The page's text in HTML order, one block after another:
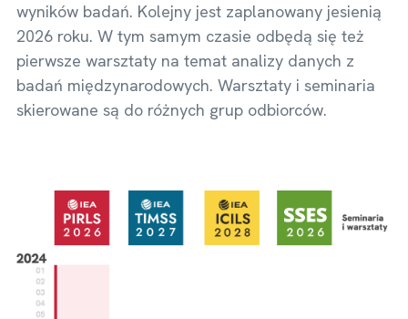
wyników badań. Kolejny jest zaplanowany jesienią
2026 roku. W tym samym czasie odbędą się też
pierwsze warsztaty na temat analizy danych z
badań międzynarodowych. Warsztaty i seminaria
skierowane są do różnych grup odbiorców.